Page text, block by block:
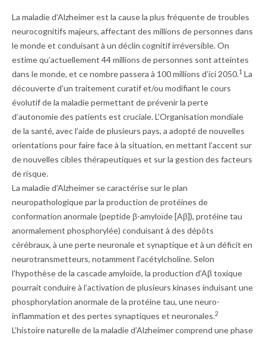
d'Ariane
La maladie d’Alzheimer est la cause la plus fréquente de troubles
neurocognitifs majeurs, affectant des millions de personnes dans
le monde et conduisant à un déclin cognitif irréversible. On
estime qu’actuellement 44 millions de personnes sont atteintes
dans le monde, et ce nombre passera à 100 millions d’ici 2050.1 La
découverte d’un traitement curatif et/ou modifiant le cours
évolutif de la maladie permettant de prévenir la perte
d’autonomie des patients est cruciale. L’Organisation mondiale
de la santé, avec l’aide de plusieurs pays, a adopté de nouvelles
orientations pour faire face à la situation, en mettant l’accent sur
de nouvelles cibles thérapeutiques et sur la gestion des facteurs
de risque.
La maladie d’Alzheimer se caractérise sur le plan
neuropathologique par la production de protéines de
conformation anormale (peptide β-amyloïde [Aβ]), protéine tau
anormalement phosphorylée) conduisant à des dépôts
cérébraux, à une perte neuronale et synaptique et à un déficit en
neurotransmetteurs, notamment l’acétylcholine. Selon
l’hypothèse de la cascade amyloïde, la production d’Aβ toxique
pourrait conduire à l’activation de plusieurs kinases induisant une
phosphorylation anormale de la protéine tau, une neuro-
inflammation et des pertes synaptiques et neuronales.2
L’histoire naturelle de la maladie d’Alzheimer comprend une phase